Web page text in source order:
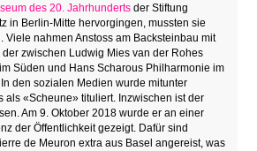
des 20. Jahrhundertsder Stiftung
in Berlin-Mitte hervorgingen, mussten sie
Viele nahmen Anstoss am Backsteinbau mit
zwischen Ludwig Mies van der Rohes
Süden und Hans Scharous Philharmonie im
den sozialen Medien wurde mitunter
als «Scheune» tituliert. Inzwischen ist der
Am 9. Oktober 2018 wurde er an einer
der Öffentlichkeit gezeigt. Dafür sind
de Meuron extra aus Basel angereist, was